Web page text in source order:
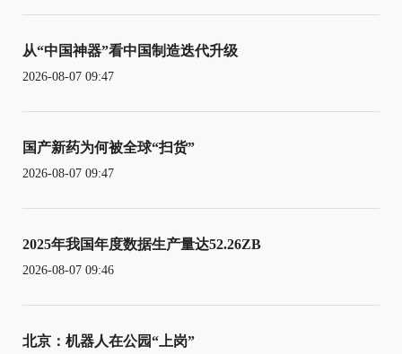
从“中国神器”看中国制造迭代升级
2026-08-07 09:47
国产新药为何被全球“扫货”
2026-08-07 09:47
2025年我国年度数据生产量达52.26ZB
2026-08-07 09:46
北京：机器人在公园“上岗”